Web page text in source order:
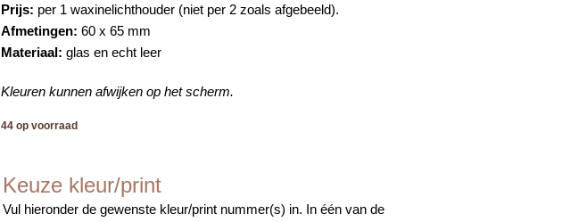
Prijs: per 1 waxinelichthouder (niet per 2 zoals afgebeeld).
Afmetingen: 60 x 65 mm
Materiaal: glas en echt leer
Kleuren kunnen afwijken op het scherm.
44 op voorraad
Keuze kleur/print
Vul hieronder de gewenste kleur/print nummer(s) in. In één van de